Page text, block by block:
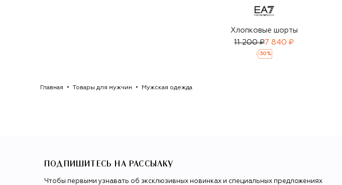
Хлопковые шорты
11 200 ₽7 840 ₽
-30 %
Главная Товары для мужчин Мужская одежда
ПОДПИШИТЕСЬ НА РАССЫЛКУ
Чтобы первыми узнавать об эксклюзивных новинках и специальных предложениях